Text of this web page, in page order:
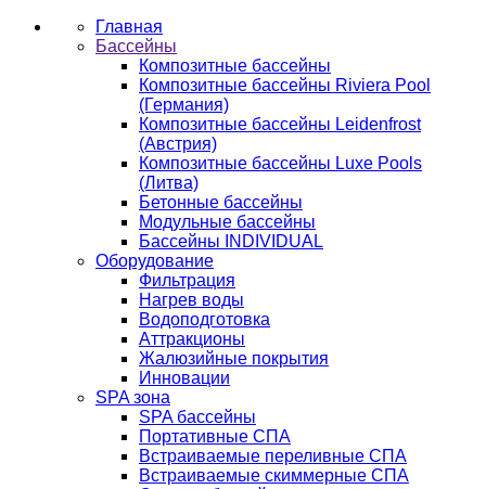
Главная
Бассейны
Композитные бассейны
Композитные бассейны Riviera Pool
(Германия)
Композитные бассейны Leidenfrost
(Австрия)
Композитные бассейны Luxe Pools
(Литва)
Бетонные бассейны
Модульные бассейны
Бассейны INDIVIDUAL
Оборудование
Фильтрация
Нагрев воды
Водоподготовка
Аттракционы
Жалюзийные покрытия
Инновации
SPA зона
SPA бассейны
Портативные СПА
Встраиваемые переливные СПА
Встраиваемые скиммерные СПА